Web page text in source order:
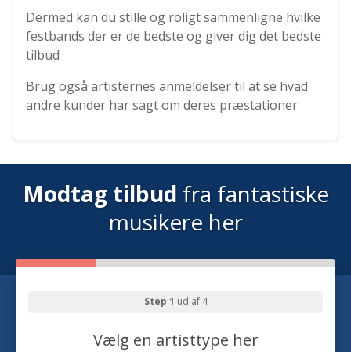
Dermed kan du stille og roligt sammenligne hvilke
festbands der er de bedste og giver dig det bedste
tilbud
Brug også artisternes anmeldelser til at se hvad
andre kunder har sagt om deres præstationer
Modtag tilbud fra fantastiske
musikere her
Step 1 ud af 4
Vælg en artisttype her